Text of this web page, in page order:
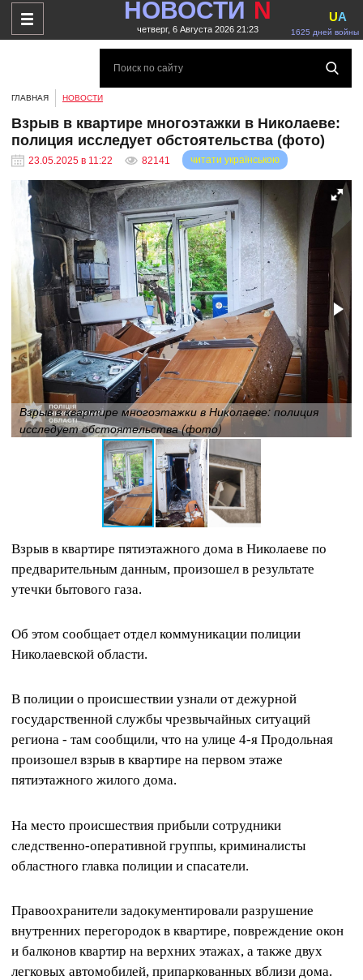
НОВОСТИ N
четверг, 6 Августа 2026 21:23 1625 дней войны
UA
ГЛАВНАЯ НОВОСТИ
Взрыв в квартире многоэтажки в Николаеве:
полиция исследует обстоятельства (фото)
23.05.2025 в 11:22 82141 читати українською
Взрыв в квартире многоэтажки в Николаеве: полиция
исследует обстоятельства (фото)
Взрыв в квартире пятиэтажного дома в Николаеве по
предварительным данным, произошел в результате
утечки бытового газа.
Об этом сообщает отдел коммуникации полиции
Николаевской области.
В полиции о происшествии узнали от дежурной
государственной службы чрезвычайных ситуаций
региона - там сообщили, что на улице 4-я Продольная
произошел взрыв в квартире на первом этаже
пятиэтажного жилого дома.
На место происшествия прибыли сотрудники
следственно-оперативной группы, криминалисты
областного главка полиции и спасатели.
Правоохранители задокументировали разрушение
внутренних перегородок в квартире, повреждение окон
и балконов квартир на верхних этажах, а также двух
легковых автомобилей, припаркованных вблизи дома.